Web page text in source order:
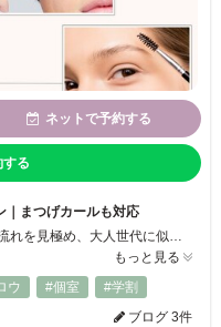
ネットで予約する
する
｜まつげカールも対応
金沢市にある眉毛専門サロン。 骨格と毛流れを見極め、大人世代に似合う自然な眉へ整えます。 ナチュラルブロウ（眉毛パーマ）やハイブリッドブロウ（眉毛パーマ＋毛量調整）で、やりすぎないのに印象が変わる仕上がりに。 まつげカール（まつげパーマ）にも対応し、目元全体をトータルで整えます。 50代を中心に、男女問わずご来店いただいています。 「眉をどう整えていいか分からない」方はぜひご相談ください。
もっと見る
ウ #個室
#学割
ブログ 3件